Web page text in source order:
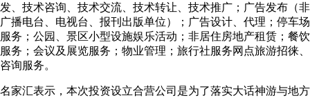
发、技术咨询、技术交流、技术转让、技术推广；广告发布（非
广播电台、电视台、报刊出版单位）；广告设计、代理；停车场
服务；公园、景区小型设施娱乐活动；非居住房地产租赁；餐饮
服务；会议及展览服务；物业管理；旅行社服务网点旅游招徕、
咨询服务。
名家汇表示，本次投资设立合营公司是为了落实大话神游与地方